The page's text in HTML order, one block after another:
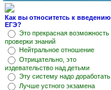
Как вы относитетсь к введению
ЕГЭ?
Это прекрасная возможность
проверки знаний
Нейтральное отношение
Отрицательно, это
издевательство над детьми
Эту систему надо доработать
Лучше устного экзамена